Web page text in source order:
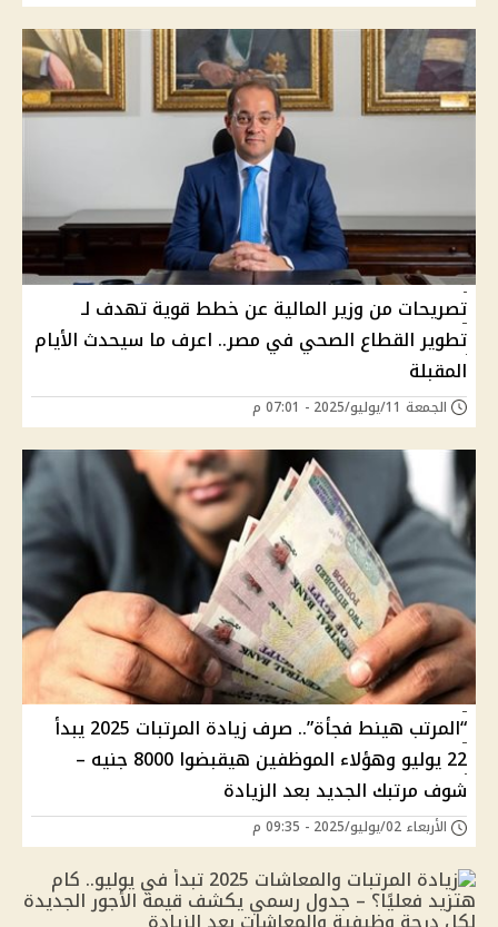
تصريحات من وزير المالية عن خطط قوية تهدف لـ
تطوير القطاع الصحي في مصر.. اعرف ما سيحدث الأيام
المقبلة
الجمعة 11/يوليو/2025 - 07:01 م
“المرتب هينط فجأة”.. صرف زيادة المرتبات 2025 يبدأ
22 يوليو وهؤلاء الموظفين هيقبضوا 8000 جنيه –
شوف مرتبك الجديد بعد الزيادة
الأربعاء 02/يوليو/2025 - 09:35 م